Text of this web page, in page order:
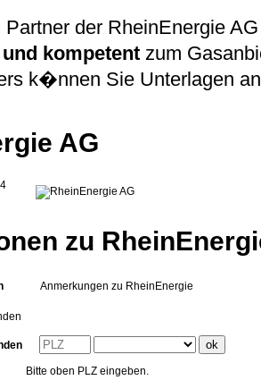
Partner der RheinEnergie
kompetent zum
k�nnen Sie Unterlagen
AG
zu
Anmerkungen zu RheinEnergie
Bitte oben PLZ eingeben.